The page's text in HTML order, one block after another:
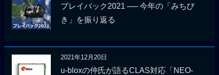
プレイバック2021 ── 今年の「みちび
き」を振り返る
2021年12月20日
u-bloxの仲氏が語るCLAS対応「NEO-